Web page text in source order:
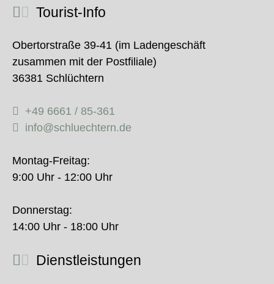
Tourist-Info
Obertorstraße 39-41 (im Ladengeschäft
zusammen mit der Postfiliale)
36381 Schlüchtern
+49 6661 / 85-361
info@schluechtern.de
Montag-Freitag:
9:00 Uhr - 12:00 Uhr
Donnerstag:
14:00 Uhr - 18:00 Uhr
Dienstleistungen